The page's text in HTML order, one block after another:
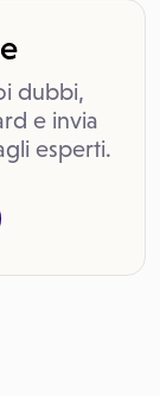
dubbi,
e invia
esperti.